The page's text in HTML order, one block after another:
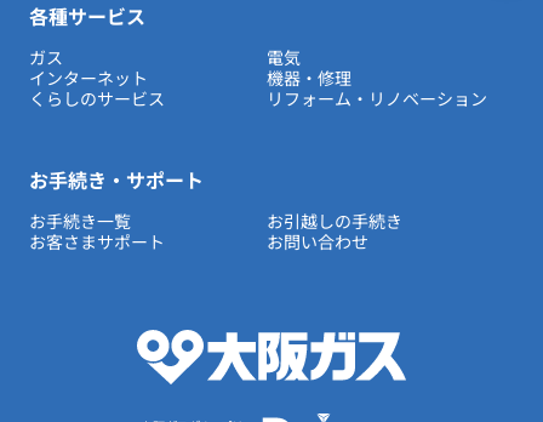
各種サービス
ガス
電気
インターネット
機器・修理
くらしのサービス
リフォーム・リノベーション
お手続き・サポート
お手続き一覧
お引越しの手続き
お客さまサポート
お問い合わせ